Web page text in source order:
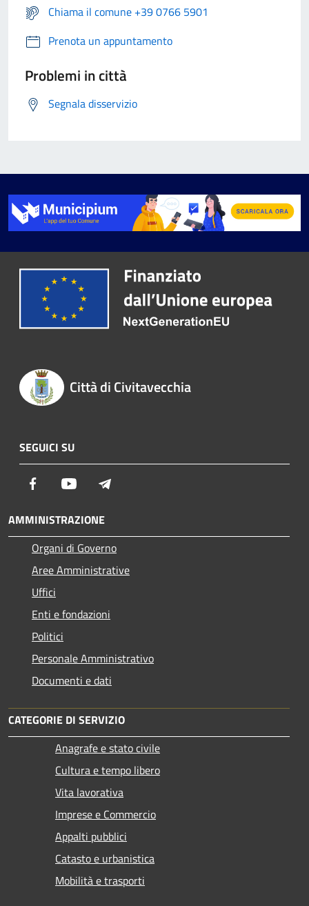
Chiama il comune +39 0766 5901
Prenota un appuntamento
Problemi in città
Segnala disservizio
Città di Civitavecchia
SEGUICI SU
Facebook Youtube
AMMINISTRAZIONE
Organi di Governo
Aree Amministrative
Uffici
Enti e fondazioni
Politici
Personale Amministrativo
Documenti e dati
CATEGORIE DI SERVIZIO
Anagrafe e stato civile
Cultura e tempo libero
Vita lavorativa
Imprese e Commercio
Appalti pubblici
Catasto e urbanistica
Mobilità e trasporti